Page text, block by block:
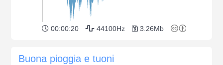
00:00:20 44100Hz 3.26Mb
Buona pioggia e tuoni